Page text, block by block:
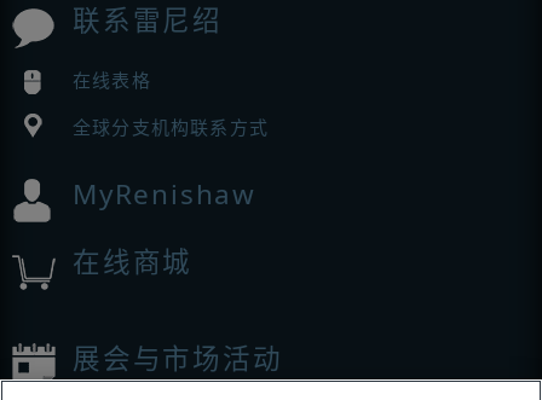
联系雷尼绍
在线表格
全球分支机构联系方式
MyRenishaw
在线商城
展会与市场活动